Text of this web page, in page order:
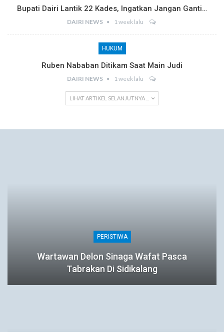
Bupati Dairi Lantik 22 Kades, Ingatkan Jangan Ganti…
DAIRI NEWS 1 week lalu
HUKUM
Ruben Nababan Ditikam Saat Main Judi
DAIRI NEWS 1 week lalu
LIHAT ARTIKEL SELANJUTNYA ...
PERISTIWA
Wartawan Delon Sinaga Wafat Pasca
Tabrakan Di Sidikalang